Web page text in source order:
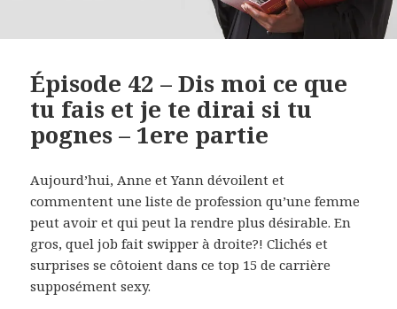
Épisode 42 – Dis moi ce que
tu fais et je te dirai si tu
pognes – 1ere partie
Aujourd’hui, Anne et Yann dévoilent et
commentent une liste de profession qu’une femme
peut avoir et qui peut la rendre plus désirable. En
gros, quel job fait swipper à droite?! Clichés et
surprises se côtoient dans ce top 15 de carrière
supposément sexy.